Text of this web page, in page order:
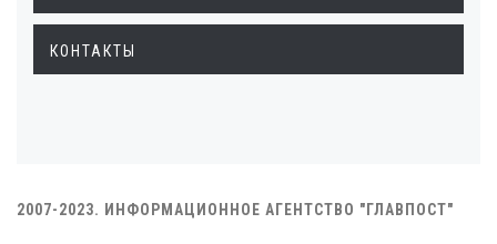
КОНТАКТЫ
2007-2023. ИНФОРМАЦИОННОЕ АГЕНТСТВО "ГЛАВПОСТ"